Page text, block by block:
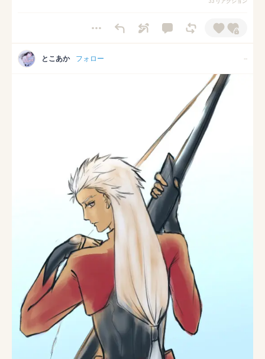
とこあか フォロー --